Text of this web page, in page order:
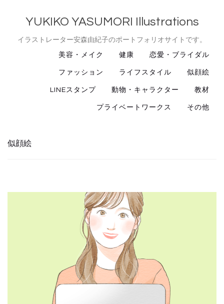
YUKIKO YASUMORI Illustrations
イラストレーター安森由紀子のポートフォリオサイトです。
美容・メイク 健康 恋愛・ブライダル
ファッション ライフスタイル 似顔絵
LINEスタンプ 動物・キャラクター 教材
プライベートワークス その他
似顔絵